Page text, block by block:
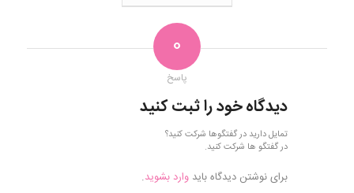
0
پاسخ
دیدگاه خود را ثبت کنید
تمایل دارید در گفتگوها شرکت کنید؟
در گفتگو ها شرکت کنید.
برای نوشتن دیدگاه باید وارد بشوید.